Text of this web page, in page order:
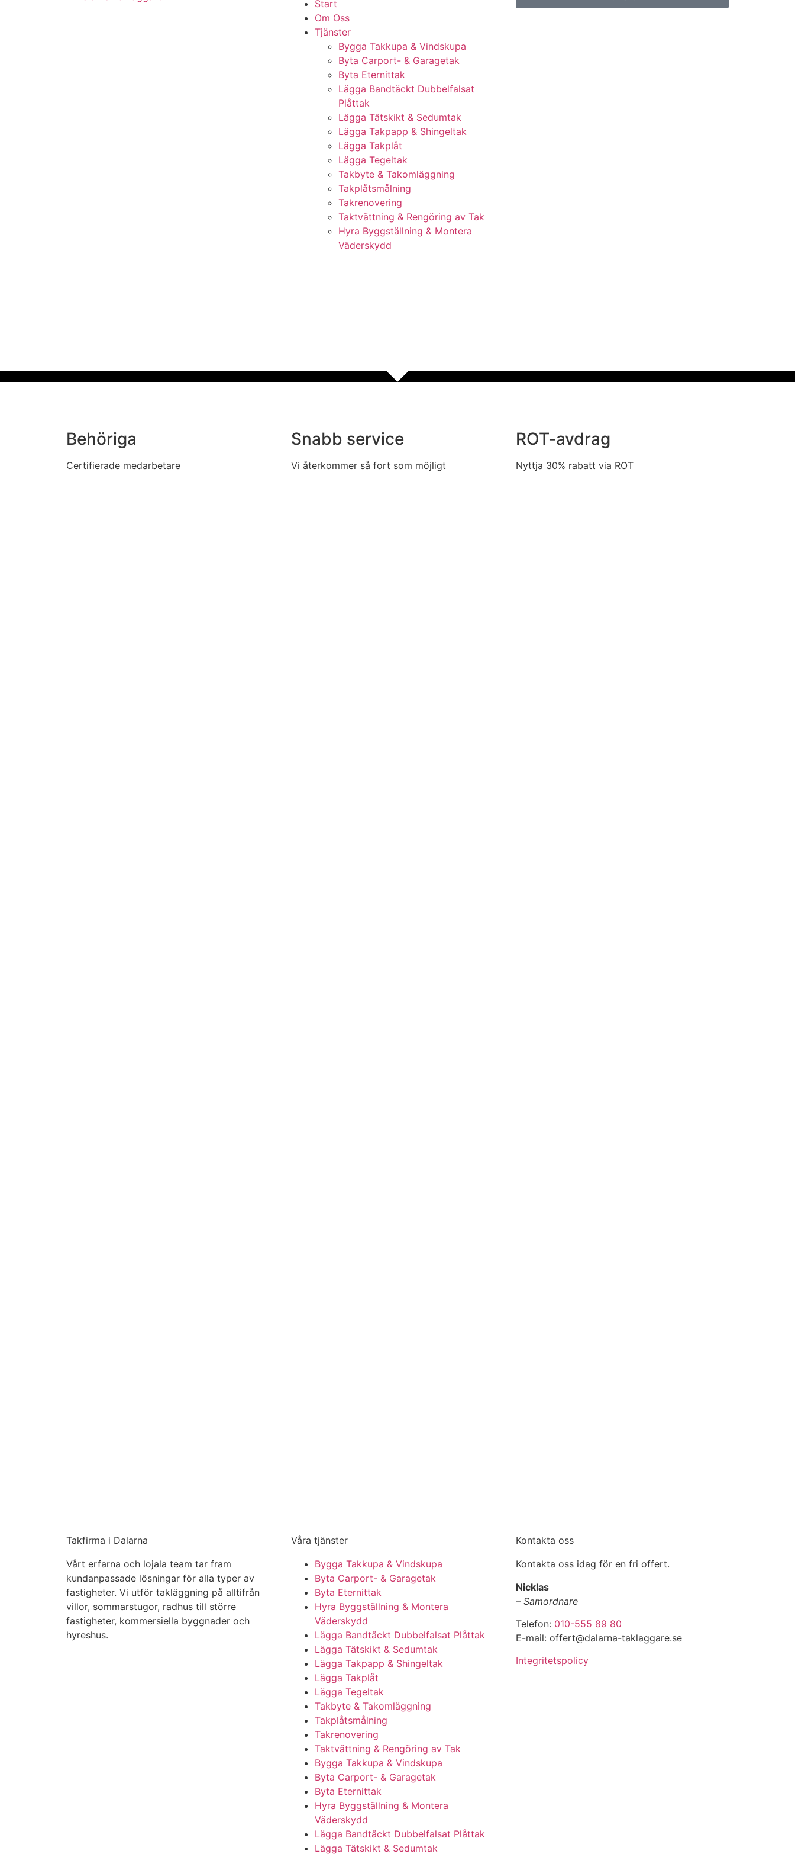
Start
Om Oss
Tjänster
Bygga Takkupa & Vindskupa
Byta Carport- & Garagetak
Byta Eternittak
Lägga Bandtäckt Dubbelfalsat
Plåttak
Lägga Tätskikt & Sedumtak
Lägga Takpapp & Shingeltak
Lägga Takplåt
Lägga Tegeltak
Takbyte & Takomläggning
Takplåtsmålning
Takrenovering
Taktvättning & Rengöring av Tak
Hyra Byggställning & Montera
Väderskydd
Behöriga
Certifierade medarbetare
Snabb service
Vi återkommer så fort som möjligt
ROT-avdrag
Nyttja 30% rabatt via ROT
Takfirma i Dalarna
Vårt erfarna och lojala team tar fram
kundanpassade lösningar för alla typer av
fastigheter. Vi utför takläggning på alltifrån
villor, sommarstugor, radhus till större
fastigheter, kommersiella byggnader och
hyreshus.
Våra tjänster
Bygga Takkupa & Vindskupa
Byta Carport- & Garagetak
Byta Eternittak
Hyra Byggställning & Montera
Väderskydd
Lägga Bandtäckt Dubbelfalsat Plåttak
Lägga Tätskikt & Sedumtak
Lägga Takpapp & Shingeltak
Lägga Takplåt
Lägga Tegeltak
Takbyte & Takomläggning
Takplåtsmålning
Takrenovering
Taktvättning & Rengöring av Tak
Bygga Takkupa & Vindskupa
Byta Carport- & Garagetak
Byta Eternittak
Hyra Byggställning & Montera
Väderskydd
Lägga Bandtäckt Dubbelfalsat Plåttak
Lägga Tätskikt & Sedumtak
Kontakta oss
Kontakta oss idag för en fri offert.
Nicklas
– Samordnare
Telefon: 010-555 89 80
E-mail: offert@dalarna-taklaggare.se
Integritetspolicy